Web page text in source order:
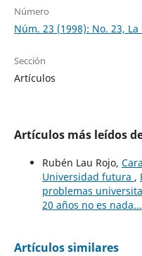
Número
Núm. 23 (1998): No. 23,
Sección
Artículos
Artículos más leídos
Rubén Lau Rojo,
Universidad futura ,
problemas
20 años no es nada...
Artículos similares